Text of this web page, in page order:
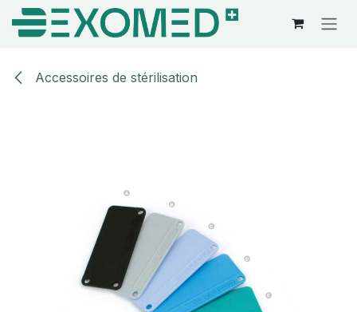
Se rendre au contenu
Accessoires de stérilisation